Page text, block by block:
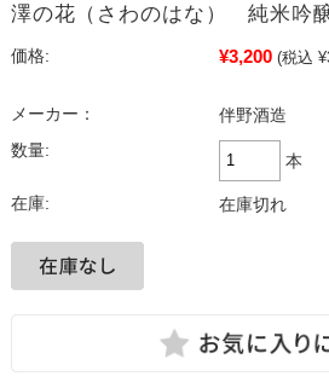
澤の花（さわのはな） 純米
価格: ¥3,200 (税込
メーカー：
伴野酒造
数量:
本
在庫: 在庫切れ